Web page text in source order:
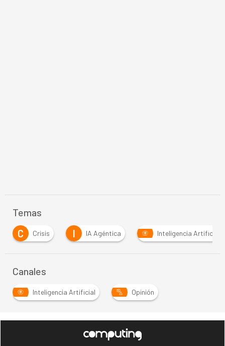
Temas
I
IA Agéntica Inteligencia Artificial S
Canales
Inteligencia Artificial Opinión